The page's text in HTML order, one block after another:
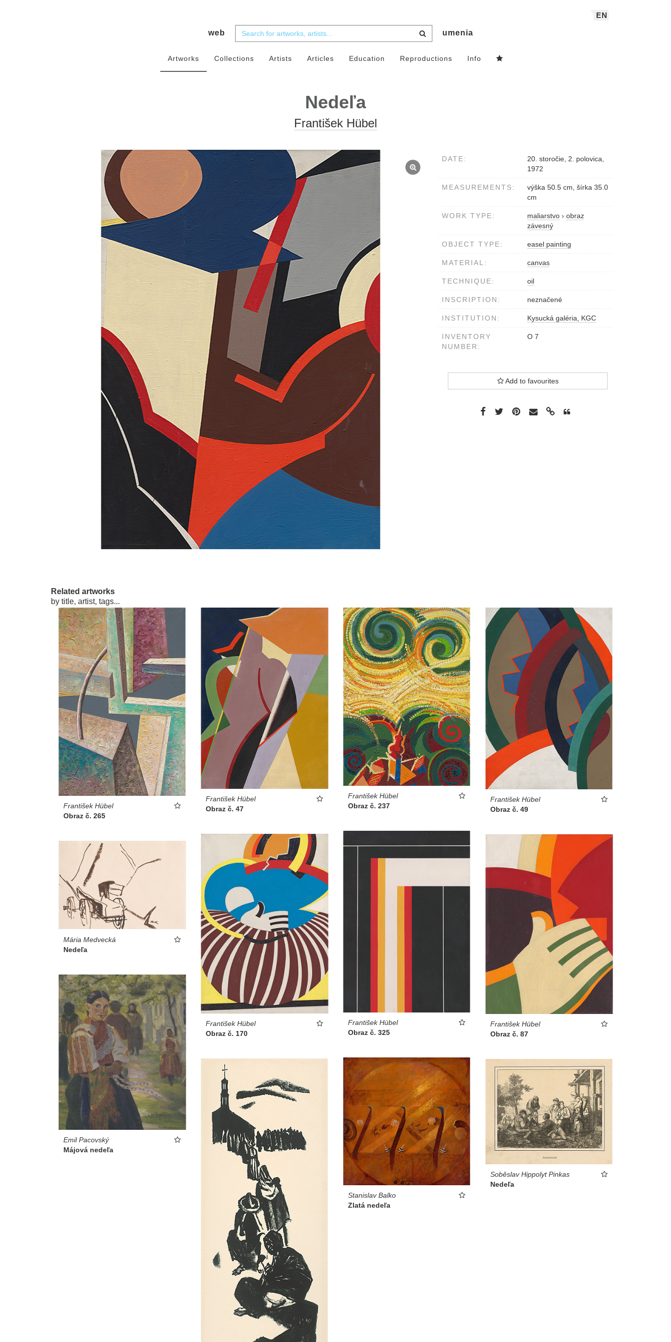
EN
web umenia
Artworks Collections Artists Articles Education Reproductions Info
Nedeľa
František Hübel
DATE:
20. storočie, 2. polovica,
1972
MEASUREMENTS:
výška 50.5 cm, šírka 35.0
cm
WORK TYPE: maliarstvo › obraz
závesný
OBJECT TYPE: easel painting
MATERIAL: canvas
TECHNIQUE: oil
INSCRIPTION: neznačené
INSTITUTION: Kysucká galéria, KGC
INVENTORY
NUMBER:
O 7
Add to favourites
Related artworks
by title, artist, tags...
František Hübel
Obraz č. 265
František Hübel
Obraz č. 47
František Hübel
Obraz č. 237
František Hübel
Obraz č. 49
František Hübel
Obraz č. 325
František Hübel
Obraz č. 170
František Hübel
Obraz č. 87
Mária Medvecká
Nedeľa
Emil Pacovský
Májová nedeľa
Stanislav Balko
Zlatá nedeľa
Soběslav Hippolyt Pinkas
Nedeľa